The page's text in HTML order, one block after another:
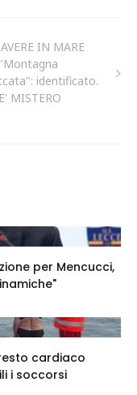
IN MARE
identificato.
MISTERO
per Mencucci,
cardiaco
i soccorsi